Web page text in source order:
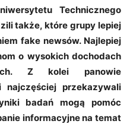
Technicznego
także, które grupy lepiej
fake newsów. Najlepiej
o wysokich dochodach
Z kolei panowie
przekazywali
badań mogą pomóc
informacyjne na temat